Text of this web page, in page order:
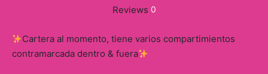
Reviews 0
Cartera al momento, tiene varios compartimientos
contramarcada dentro & fuera